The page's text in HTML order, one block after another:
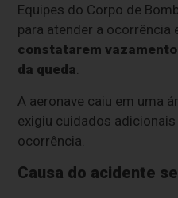
Equipes do Corpo de
para atender a ocorrência
constatarem
da queda
A aeronave caiu em uma
exigiu cuidados
ocorrência.
Causa do acidente